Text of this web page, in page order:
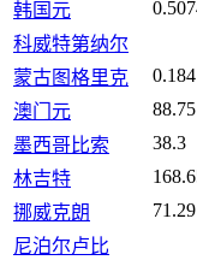
韩国元
科威特第纳尔
蒙古图格里克
0.184
澳门元
88.75
墨西哥比索
38.3
林吉特
挪威克朗
71.29
尼泊尔卢比